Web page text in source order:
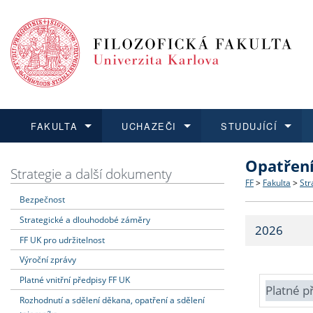
FAKULTA
Dozvědět se více
Struktura
Strategie
Fakultní
UCHAZEČI
Podat přihlášku
Co
Učitelské
STUDUJÍCÍ
Dozvědět se více
Dozvědět se více
O vědě a
Dozvědět se více
Aktuální
Strategie a další dokumenty
Bezpečnost
Strategické a dlouhodobé záměry
FF UK pro udržitelnost
Výroční zprávy
Platné vnitřní předpisy FF UK
Rozhodnutí a sdělení děkana, opatření a sdělení
FF > Fakulta >
2026
Platné